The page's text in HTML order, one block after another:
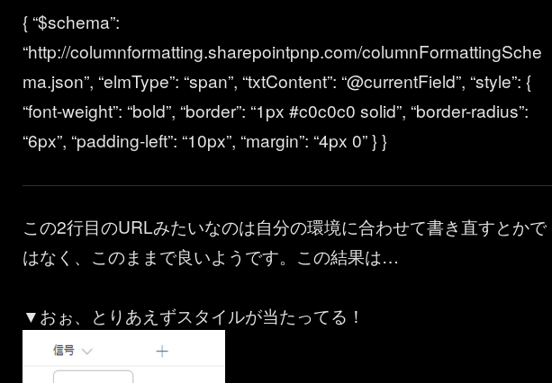
{ “$schema”:
“http://columnformatting.sharepointpnp.com/columnFormattingSche
ma.json”, “elmType”: “span”, “txtContent”: “@currentField”, “style”: {
“font-weight”: “bold”, “border”: “1px #c0c0c0 solid”, “border-radius”:
“6px”, “padding-left”: “10px”, “margin”: “4px 0” } }
この2行目のURLみたいなのは自分の環境に合わせて書き直すとかで
はなく、このままで良いようです。この結果は…
▼おぉ、とりあえずスタイルが当たってる！